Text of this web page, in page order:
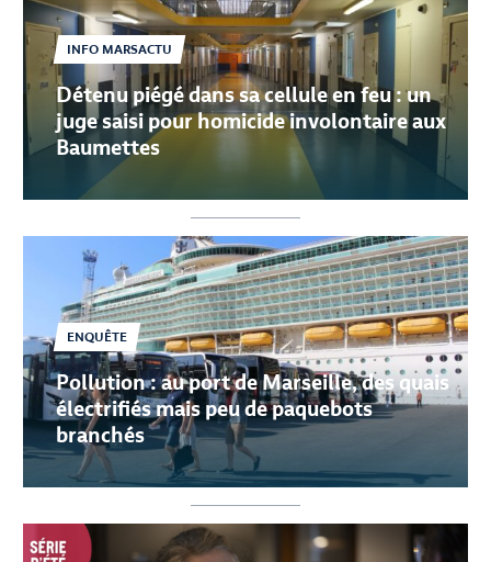
CONTACTER
OFFRE ÉTÉ : 2
MOIS OFFERTS
J'EN PROFITE
INFO MARSACTU
Détenu piégé dans sa cellule en feu : un
juge saisi pour homicide involontaire aux
Baumettes
ENQUÊTE
Pollution : au port de Marseille, des quais
électrifiés mais peu de paquebots
branchés